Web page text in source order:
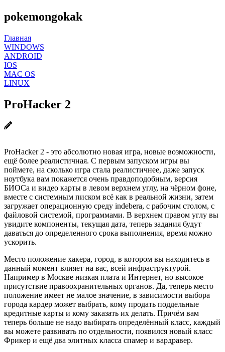
pokemongokak
Главная
WINDOWS
ANDROID
IOS
MAC OS
LINUX
ProHacker 2
ProHacker 2 - это абсолютно новая игра, новые возможности,
ещё более реалистичная. С первым запуском игры вы
поймете, на сколько игра стала реалистичнее, даже запуск
ноутбука вам покажется очень правдоподобным, версия
БИОСа и видео карты в левом верхнем углу, на чёрном фоне,
вместе с системным писком всё как в реальной жизни, затем
загружает операционную среду indebera, с рабочим столом, с
файловой системой, программами. В верхнем правом углу вы
увидите компоненты, текущая дата, теперь задания будут
даваться до определенного срока выполнения, время можно
ускорить.
Место положение хакера, город, в котором вы находитесь в
данный момент влияет на вас, всей инфраструктурой.
Например в Москве низкая плата и Интернет, но высокое
присутствие правоохранительных органов. Да, теперь место
положение имеет не малое значение, в зависимости выбора
города кардер может выбрать, кому продать поддельные
кредитные карты и кому заказать их делать. Причём вам
теперь больше не надо выбирать определённый класс, каждый
вы можете развивать по отдельности, появился новый класс
Фрикер и ещё два элитных класса спамер и вардравер.